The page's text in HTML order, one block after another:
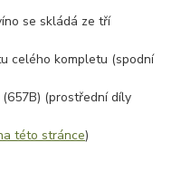
se skládá ze tří
celého kompletu (spodní
(prostřední díly
této stránce)